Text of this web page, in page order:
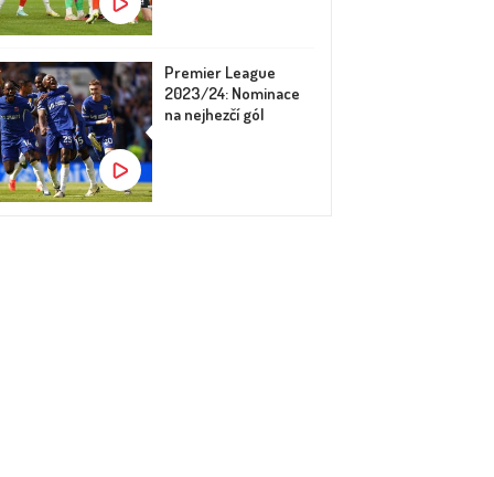
Premier League
2023/24: Nominace
na nejhezčí gól